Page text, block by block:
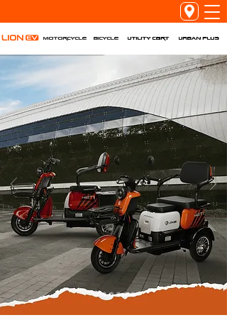
Motorcycle Bicycle Utility Cart URBAN PLUS